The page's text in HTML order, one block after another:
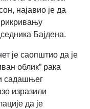
најавио је да
Бајдена.
је саопштио да је
облик” рака
садашњег
изразили
да је